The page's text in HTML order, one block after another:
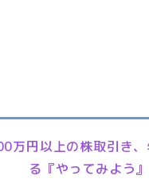
万円以上の株取引き
る『やってみよう